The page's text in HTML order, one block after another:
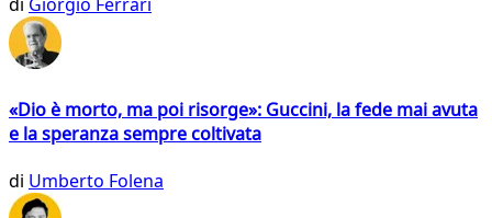
«Dio è morto, ma poi risorge»: Guccini, la fede mai avuta
e la speranza sempre coltivata
di Umberto Folena